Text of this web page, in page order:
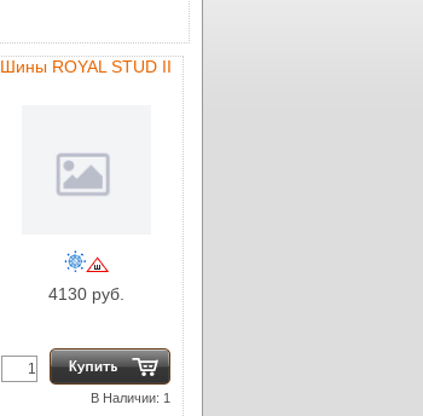
Шины ROYAL STUD II
4130 руб.
В Наличии: 1